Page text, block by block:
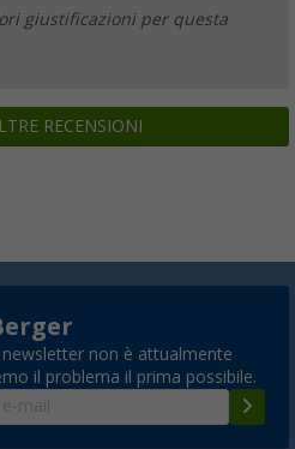
giustificazioni per questa
RECENSIONI
non è attualmente
il problema il prima possibile.